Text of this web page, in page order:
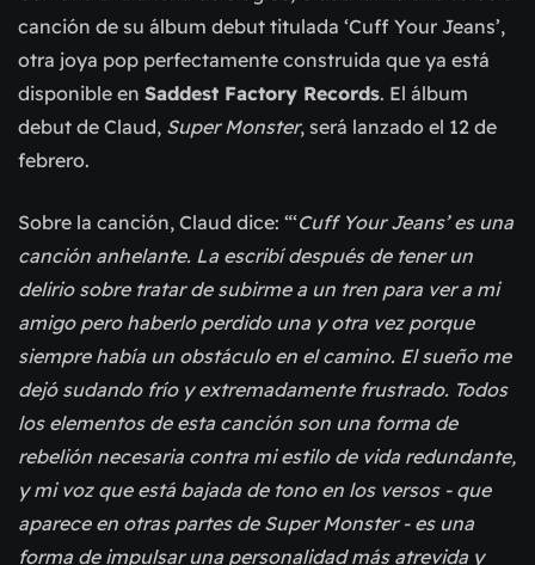
canción de su álbum debut titulada ‘Cuff Your Jeans’,
otra joya pop perfectamente construida que ya está
disponible en Saddest Factory Records. El álbum
debut de Claud, Super Monster, será lanzado el 12 de
febrero.
Sobre la canción, Claud dice: “‘Cuff Your Jeans’ es una
canción anhelante. La escribí después de tener un
delirio sobre tratar de subirme a un tren para ver a mi
amigo pero haberlo perdido una y otra vez porque
siempre había un obstáculo en el camino. El sueño me
dejó sudando frío y extremadamente frustrado. Todos
los elementos de esta canción son una forma de
rebelión necesaria contra mi estilo de vida redundante,
y mi voz que está bajada de tono en los versos - que
aparece en otras partes de Super Monster - es una
forma de impulsar una personalidad más atrevida y